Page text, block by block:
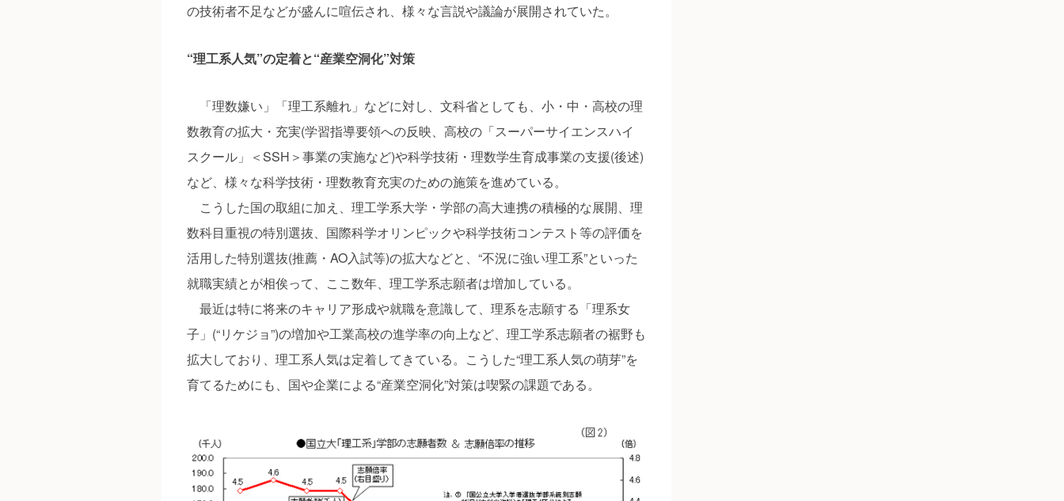
の技術者不足などが盛んに喧伝され、様々な言説や議論が展開されていた。
“理工系人気”の定着と“産業空洞化”対策
「理数嫌い」「理工系離れ」などに対し、文科省としても、小・中・高校の理
数教育の拡大・充実(学習指導要領への反映、高校の「スーパーサイエンスハイ
スクール」＜SSH＞事業の実施など)や科学技術・理数学生育成事業の支援(後述)
など、様々な科学技術・理数教育充実のための施策を進めている。
こうした国の取組に加え、理工学系大学・学部の高大連携の積極的な展開、理
数科目重視の特別選抜、国際科学オリンピックや科学技術コンテスト等の評価を
活用した特別選抜(推薦・AO入試等)の拡大などと、“不況に強い理工系”といった
就職実績とが相俟って、ここ数年、理工学系志願者は増加している。
最近は特に将来のキャリア形成や就職を意識して、理系を志願する「理系女
子」(“リケジョ”)の増加や工業高校の進学率の向上など、理工学系志願者の裾野も
拡大しており、理工系人気は定着してきている。こうした“理工系人気の萌芽”を
育てるためにも、国や企業による“産業空洞化”対策は喫緊の課題である。